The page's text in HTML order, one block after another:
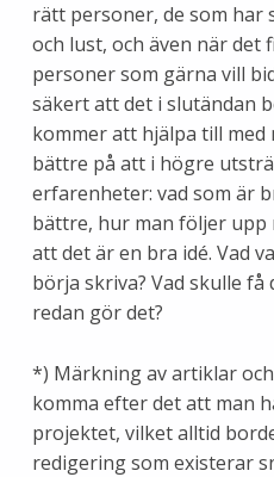
rätt personer, de som har
och lust, och även när det
personer som gärna vill
säkert att det i slutändan
kommer att hjälpa till
bättre på att i högre
erfarenheter: vad som är
bättre, hur man följer upp
att det är en bra idé. Vad
börja skriva? Vad skulle
redan gör det?
*) Märkning av artiklar
komma efter det att man
projektet, vilket alltid
redigering som existerar